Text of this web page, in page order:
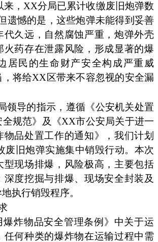
来，XX分局已累计收缴废旧炮弹数
遗憾的是，这些炮弹未能得到妥善
代久远，自然腐蚀严重，炮弹外壳
火药存在泄露风险，形成显著的爆
居民的生命财产安全构成严重威
，将给XX区带来不容忽视的安全漏
领导的指示，遵循《公安机关处置
规范》及《XX市公安局关于进一
物品处置工作的通知》，我们计划
废旧炮弹实施集中销毁行动。本次
型现场排爆，风险极高，主要包括
深度挖掘与排爆、现场安全封装及
执行销毁程序。
爆炸物品安全管理条例》中关于运
任何种类的爆炸物在运输过程中需